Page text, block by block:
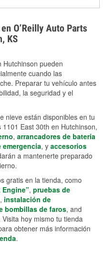
de frío
la protección
How-To.
O’Reilly Auto Parts
KS
Hutchinson pueden
cuando las
Preparar tu vehículo antes
la seguridad y el
nieve están disponibles en tu
1101 East 30th en Hutchinson,
, arrancadores de batería
emergencia, y accesorios
a mantenerte preparado
gratis en la tienda, como
, pruebas de
, instalación de
bombillas de faros, and
Visita hoy mismo tu tienda
obtener más información
.